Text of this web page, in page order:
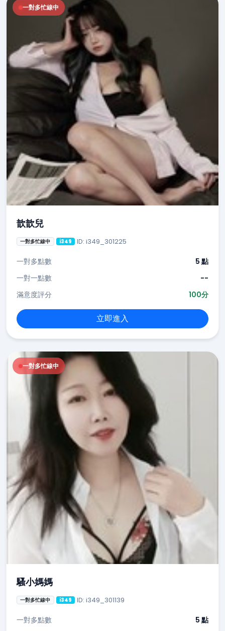
一對多忙線中
歆歆兒
一對多忙線中 i349 ID: i349_301225
一對多點數
5 點
一對一點數
--
滿意度評分
100分
立即進入
一對多忙線中
騷小媽媽
一對多忙線中 i349 ID: i349_301139
一對多點數 5 點